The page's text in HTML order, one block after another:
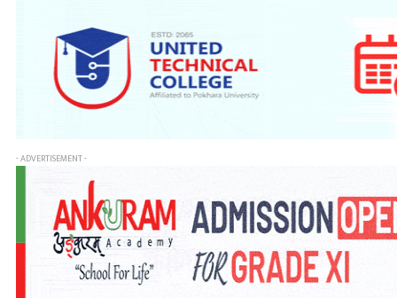
- ADVERTISEMENT -